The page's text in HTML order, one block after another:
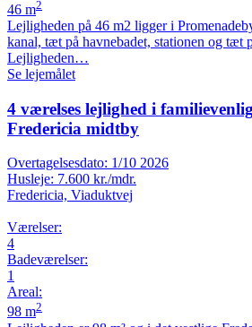
46 m2
Lejligheden på 46 m2 ligger i
kanal, tæt på havnebadet, stationen og tæt
Lejligheden…
Se lejemålet
4 værelses lejlighed i
Fredericia midtby
Overtagelsesdato: 1/10 2026
Husleje: 7.600 kr./mdr.
Fredericia, Viaduktvej
Værelser:
4
Badeværelser:
1
Areal:
98 m2